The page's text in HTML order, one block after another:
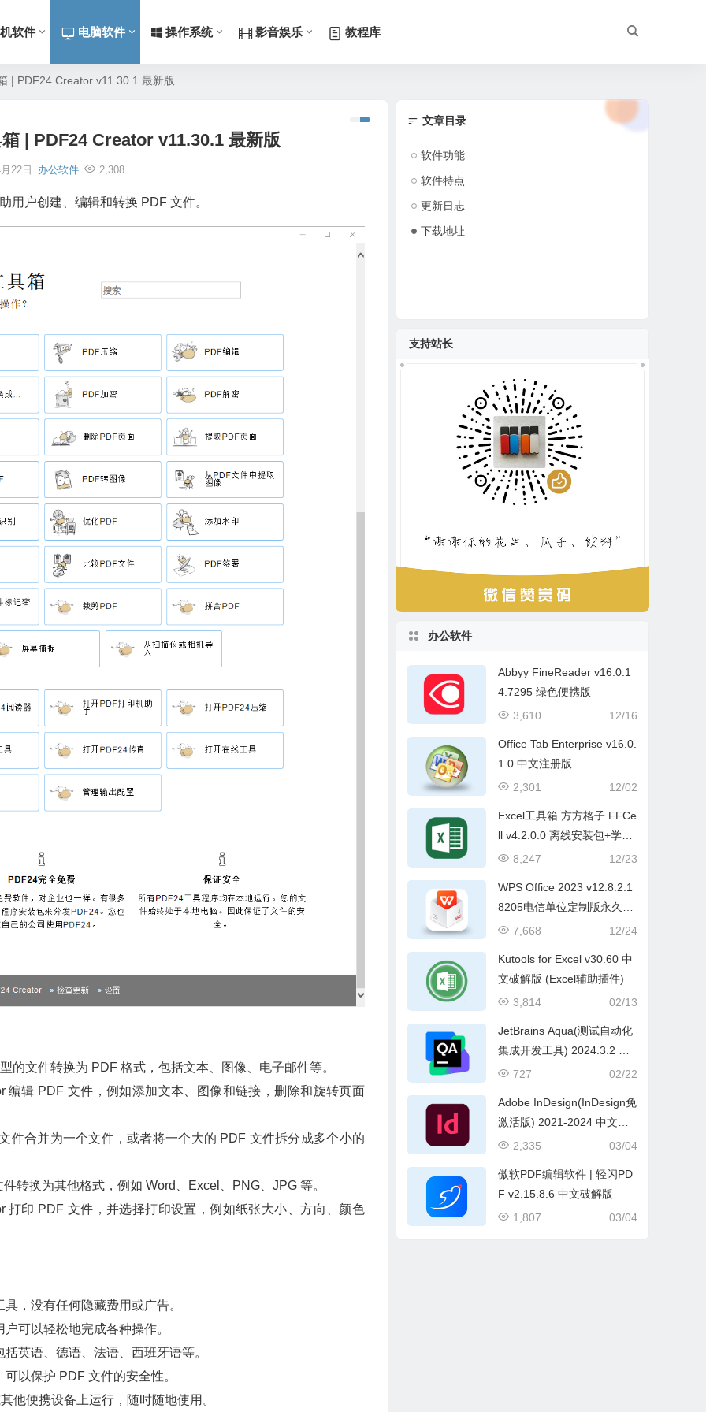
软件 电脑软件 操作系统 影音娱乐 教程库
| PDF24 Creator v11.30.1 最新版
| PDF24 Creator v11.30.1 最新版
22日 办公软件 2,308
用户创建、编辑和转换 PDF 文件。
的文件转换为 PDF 格式，包括文本、图像、电子邮件等。
编辑 PDF 文件，例如添加文本、图像和链接，删除和旋转页面
件合并为一个文件，或者将一个大的 PDF 文件拆分成多个小的
转换为其他格式，例如 Word、Excel、PNG、JPG 等。
打印 PDF 文件，并选择打印设置，例如纸张大小、方向、颜色
，没有任何隐藏费用或广告。
可以轻松地完成各种操作。
英语、德语、法语、西班牙语等。
以保护 PDF 文件的安全性。
他便携设备上运行，随时随地使用。
文章目录
软件功能
软件特点
更新日志
下载地址
支持站长
办公软件
Abbyy FineReader v16.0.1
4.7295 绿色便携版
12/16
3,610
Office Tab Enterprise v16.0.
1.0 中文注册版
12/02
2,301
Excel工具箱 方方格子 FFCe
ll v4.2.0.0 离线安装包+学习
补丁
12/23
8,247
WPS Office 2023 v12.8.2.1
8205电信单位定制版永久激
活
12/24
7,668
Kutools for Excel v30.60 中
文破解版 (Excel辅助插件)
02/13
3,814
JetBrains Aqua(测试自动化
集成开发工具) 2024.3.2 直
装激活版
02/22
727
Adobe InDesign(InDesign免
激活版) 2021-2024 中文直
装破解版
03/04
2,335
傲软PDF编辑软件 | 轻闪PD
F v2.15.8.6 中文破解版
03/04
1,807